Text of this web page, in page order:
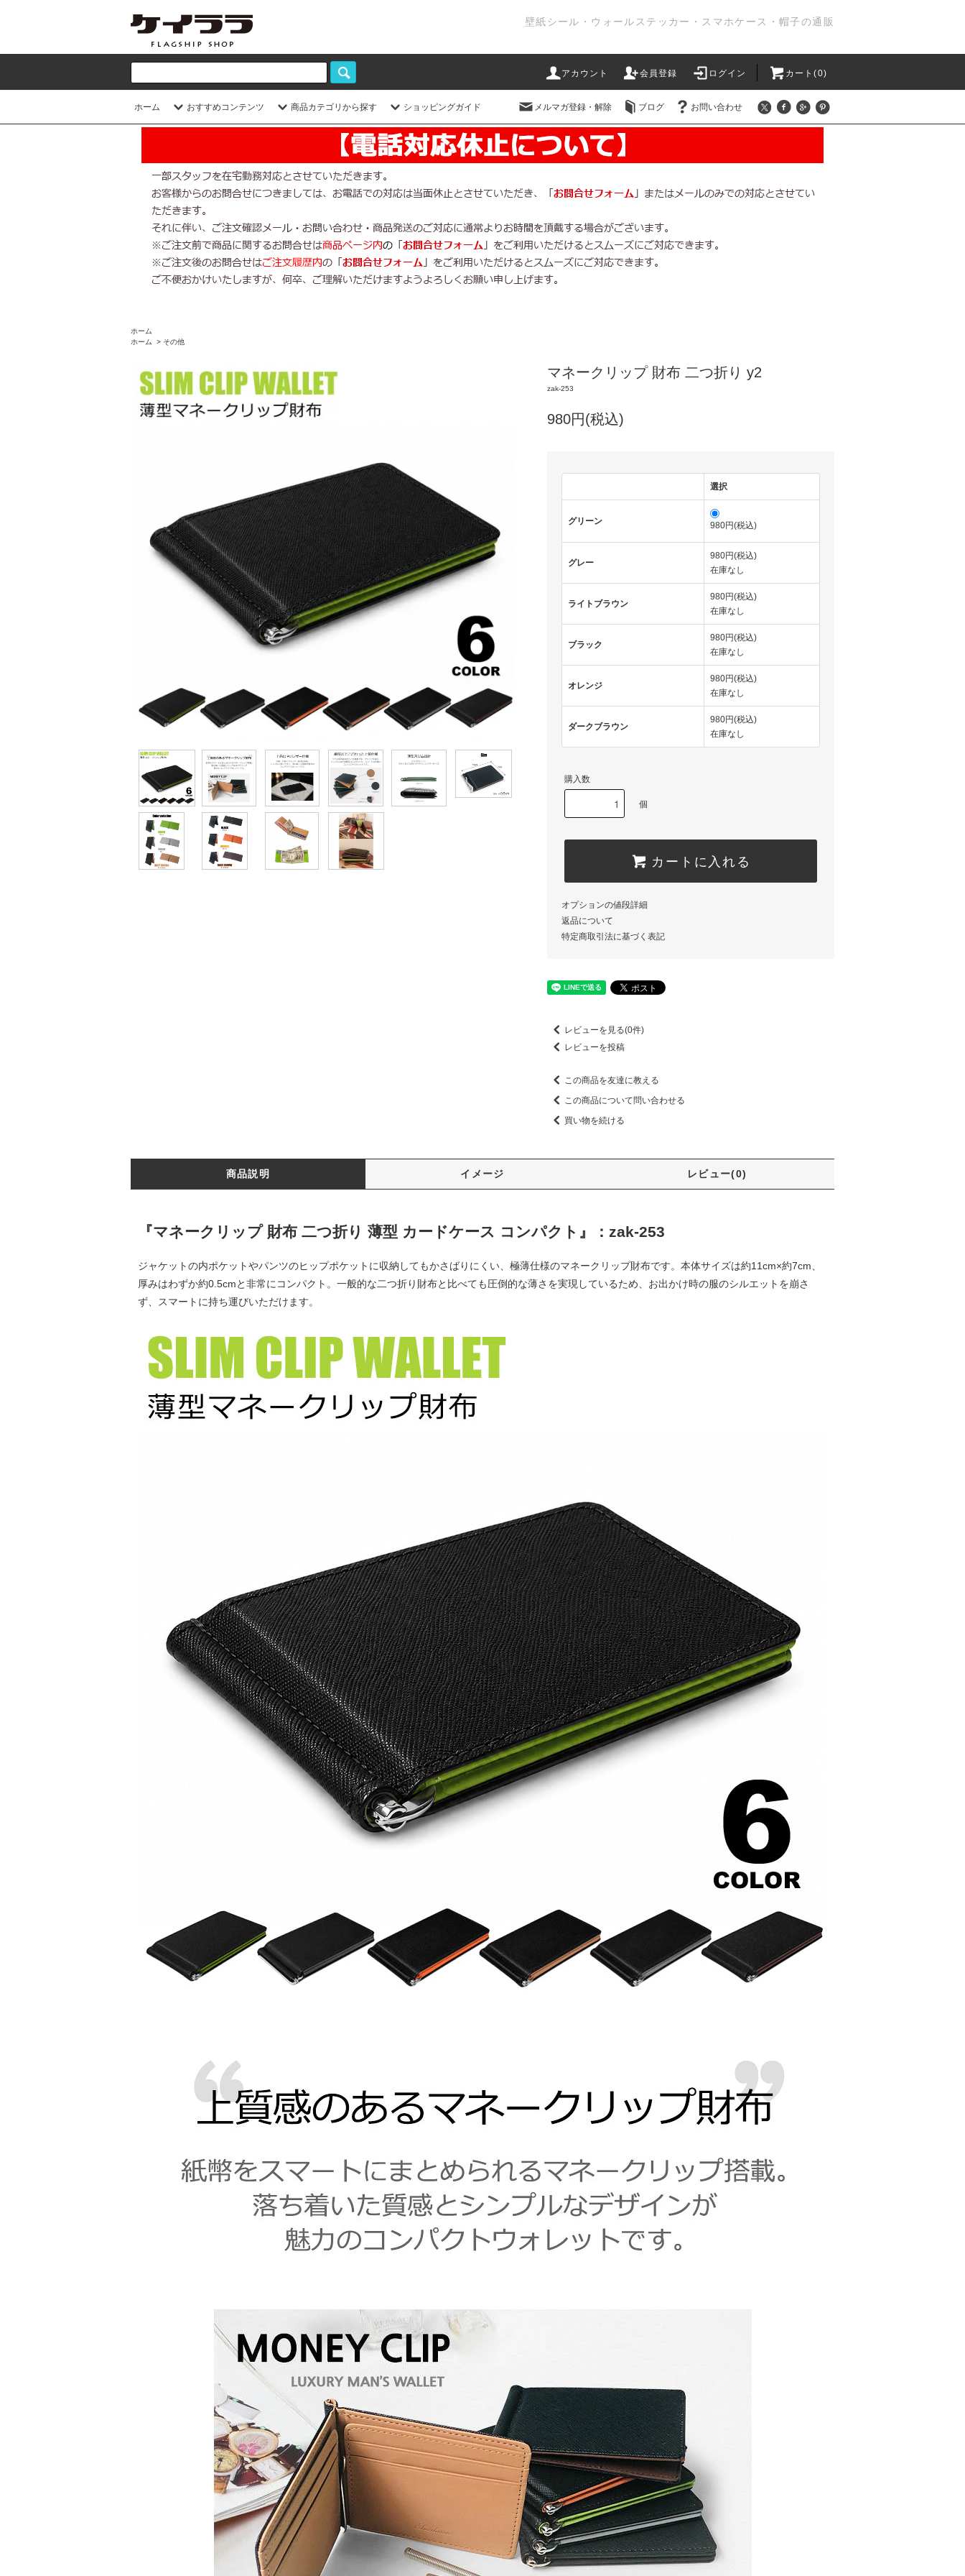
壁紙シール・ウォールステッカー・スマホケース・帽子の通販
アカウント 会員登録 ログイン カート(0)
ホーム おすすめコンテンツ 商品カテゴリから探す ショッピングガイド メルマガ登録・解除 ブログ お問い合わせ
ホーム
ホーム
> その他
マネークリップ 財布 二つ折り y2
zak-253
980円(税込)
選択
グリーン 980円(税込)
グレー
980円(税込)
在庫なし
ライトブラウン
980円(税込)
在庫なし
ブラック
980円(税込)
在庫なし
オレンジ
980円(税込)
在庫なし
ダークブラウン
980円(税込)
在庫なし
購入数
個
カートに入れる
オプションの値段詳細
返品について
特定商取引法に基づく表記
レビューを見る(0件)
レビューを投稿
この商品を友達に教える
この商品について問い合わせる
買い物を続ける
商品説明 イメージ レビュー(0)
『マネークリップ 財布 二つ折り 薄型 カードケース コンパクト』：zak-253
ジャケットの内ポケットやパンツのヒップポケットに収納してもかさばりにくい、極薄仕様のマネークリップ財布です。本体サイズは約11cm×約7cm、
厚みはわずか約0.5cmと非常にコンパクト。一般的な二つ折り財布と比べても圧倒的な薄さを実現しているため、お出かけ時の服のシルエットを崩さ
ず、スマートに持ち運びいただけます。